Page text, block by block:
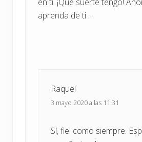
aprenda de ti …
Raquel
3 mayo 2020 a las 11:31
Sí, fiel como siempre.